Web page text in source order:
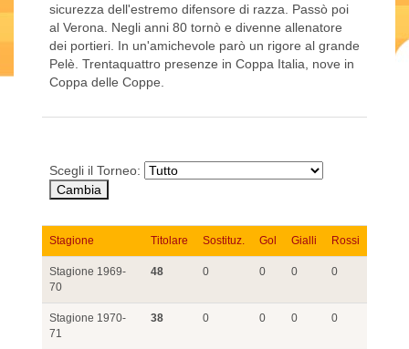
sicurezza dell'estremo difensore di razza. Passò poi
al Verona. Negli anni 80 tornò e divenne allenatore
dei portieri. In un'amichevole parò un rigore al grande
Pelè. Trentaquattro presenze in Coppa Italia, nove in
Coppa delle Coppe.
Scegli il Torneo:
Stagione Titolare Sostituz. Gol Gialli Rossi
Stagione 1969-
70
48 0 0 0 0
Stagione 1970-
71
38 0 0 0 0